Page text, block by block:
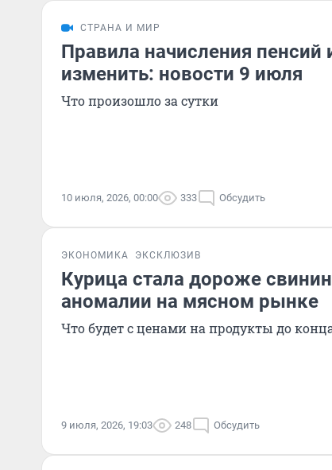
СТРАНА И МИР
Правила начисления пенсий
изменить: новости 9 июля
Что произошло за сутки
10 июля, 2026, 00:00 333 Обсудить
ЭКОНОМИКА ЭКСКЛЮЗИВ
Курица стала дороже
аномалии на мясном рынке
Что будет с ценами на продукты до
9 июля, 2026, 19:03 248 Обсудить